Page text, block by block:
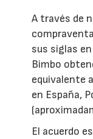
A través de
sus siglas
Bimbo
equivalente
en España,
El acuerdo